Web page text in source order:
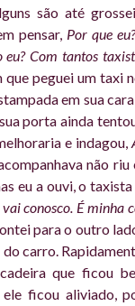
são até
pensar, Por que
Com tantos
que peguei um taxi
em sua
porta ainda
e indagou,
não riu
eu a ouvi, o
conosco. É minha
para o outro
carro.
que ficou
ficou aliviado,